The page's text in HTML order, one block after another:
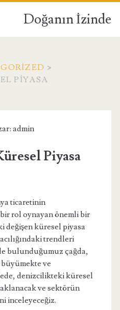
Doğanın İzinde
>
PIYASA
admin
Piyasa
ticaretinin
rol oynayan önemli bir
değişen küresel piyasa
trendleri
bulunduğumuz çağda,
ve
denizcilikteki küresel
ve sektörün
inceleyeceğiz.